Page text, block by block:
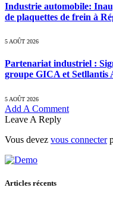
Industrie automobile:
de plaquettes de frein à
5 AOÛT 2026
Partenariat industriel :
groupe GICA et Setllantis
5 AOÛT 2026
Add A Comment
Leave A Reply
Vous devez vous connecter
Articles récents